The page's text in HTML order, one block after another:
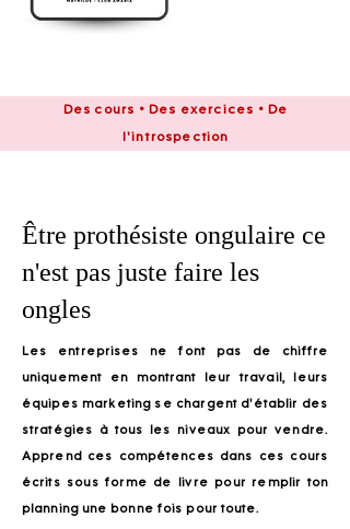
Des cours • Des exercices • De
l'introspection
​Être prothésiste ongulaire ce
n'est pas juste faire les
ongles
Les entreprises ne font pas de chiffre
uniquement en montrant leur travail, leurs
équipes marketing se chargent d'établir des
stratégies à tous les niveaux pour vendre.
Apprend ces compétences dans ces cours
écrits sous forme de livre pour remplir ton
planning une bonne fois pour toute.